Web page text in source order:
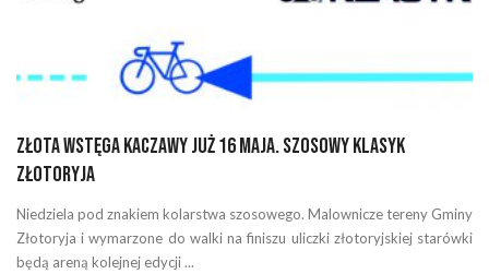
Złota Wstęga Kaczawy już 16 maja. Szosowy Klasyk
Złotoryja
Niedziela pod znakiem kolarstwa szosowego. Malownicze tereny Gminy
Złotoryja i wymarzone do walki na finiszu uliczki złotoryjskiej starówki
będą areną kolejnej edycji ...